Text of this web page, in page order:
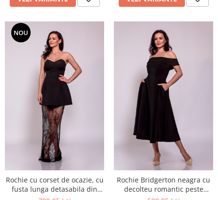
NOU
Rochie cu corset de ocazie, cu
fusta lunga detasabila din
Rochie Bridgerton neagra cu
decolteu romantic peste